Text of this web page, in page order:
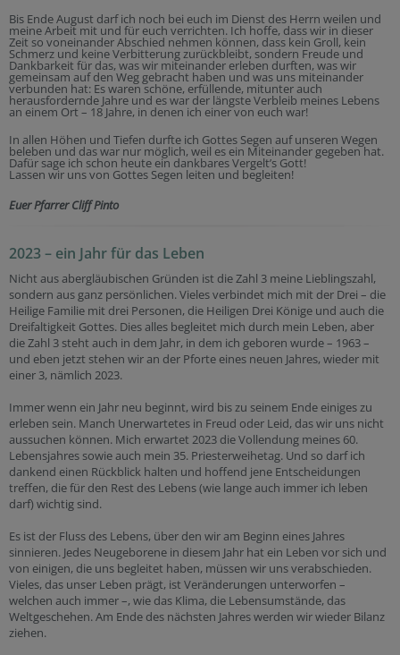
Bis Ende August darf ich noch bei euch im Dienst des Herrn weilen und
meine Arbeit mit und für euch verrichten. Ich hoffe, dass wir in dieser
Zeit so voneinander Abschied nehmen können, dass kein Groll, kein
Schmerz und keine Verbitterung zurückbleibt, sondern Freude und
Dankbarkeit für das, was wir miteinander erleben durften, was wir
gemeinsam auf den Weg gebracht haben und was uns miteinander
verbunden hat: Es waren schöne, erfüllende, mitunter auch
herausfordernde Jahre und es war der längste Verbleib meines Lebens
an einem Ort – 18 Jahre, in denen ich einer von euch war!
In allen Höhen und Tiefen durfte ich Gottes Segen auf unseren Wegen
beleben und das war nur möglich, weil es ein Miteinander gegeben hat.
Dafür sage ich schon heute ein dankbares Vergelt’s Gott!
Lassen wir uns von Gottes Segen leiten und begleiten!
Euer Pfarrer Cliff Pinto
2023 – ein Jahr für das Leben
Nicht aus abergläubischen Gründen ist die Zahl 3 meine Lieblingszahl,
sondern aus ganz persönlichen. Vieles verbindet mich mit der Drei – die
Heilige Familie mit drei Personen, die Heiligen Drei Könige und auch die
Dreifaltigkeit Gottes. Dies alles begleitet mich durch mein Leben, aber
die Zahl 3 steht auch in dem Jahr, in dem ich geboren wurde – 1963 –
und eben jetzt stehen wir an der Pforte eines neuen Jahres, wieder mit
einer 3, nämlich 2023.
Immer wenn ein Jahr neu beginnt, wird bis zu seinem Ende einiges zu
erleben sein. Manch Unerwartetes in Freud oder Leid, das wir uns nicht
aussuchen können. Mich erwartet 2023 die Vollendung meines 60.
Lebensjahres sowie auch mein 35. Priesterweihetag. Und so darf ich
dankend einen Rückblick halten und hoffend jene Entscheidungen
treffen, die für den Rest des Lebens (wie lange auch immer ich leben
darf) wichtig sind.
Es ist der Fluss des Lebens, über den wir am Beginn eines Jahres
sinnieren. Jedes Neugeborene in diesem Jahr hat ein Leben vor sich und
von einigen, die uns begleitet haben, müssen wir uns verabschieden.
Vieles, das unser Leben prägt, ist Veränderungen unterworfen –
welchen auch immer –, wie das Klima, die Lebensumstände, das
Weltgeschehen. Am Ende des nächsten Jahres werden wir wieder Bilanz
ziehen.